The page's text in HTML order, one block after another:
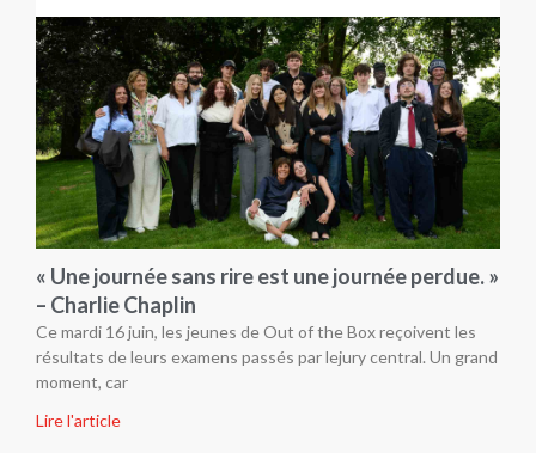
« Une journée sans rire est une journée perdue. »
– Charlie Chaplin
Ce mardi 16 juin, les jeunes de Out of the Box reçoivent les
résultats de leurs examens passés par lejury central. Un grand
moment, car
Lire l'article